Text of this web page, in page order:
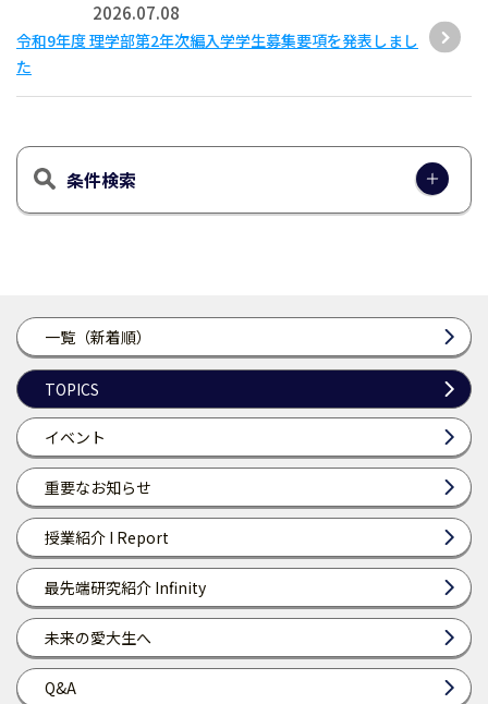
一覧（新着順）
TOPICS
イベント
重要なお知らせ
授業紹介 I Report
最先端研究紹介 Infinity
未来の愛大生へ
Q&A
2026.07.08
令和9年度 理学部第2年次編入学学生募集要項を発表しまし
た
条件検索